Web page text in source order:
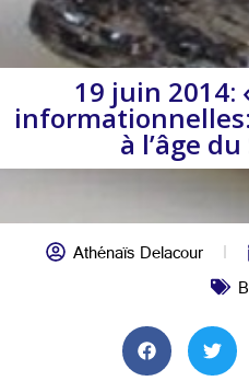
19 juin 2014:
informationnelles:
à l’âge
Athénaïs Delacour